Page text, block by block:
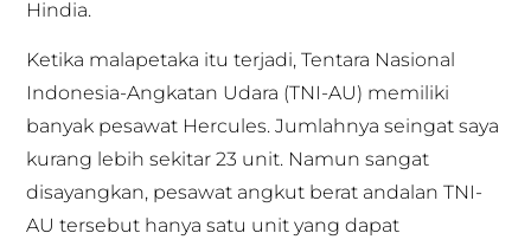
Hindia.
Ketika malapetaka itu terjadi, Tentara Nasional
Indonesia-Angkatan Udara (TNI-AU) memiliki
banyak pesawat Hercules. Jumlahnya seingat saya
kurang lebih sekitar 23 unit. Namun sangat
disayangkan, pesawat angkut berat andalan TNI-
AU tersebut hanya satu unit yang dapat